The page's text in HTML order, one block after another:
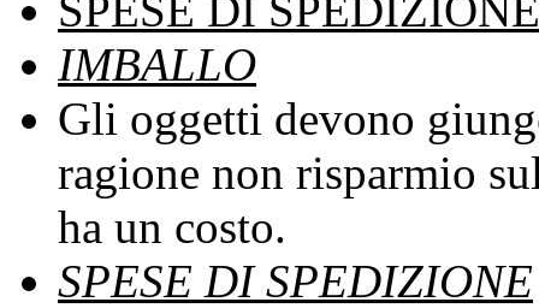
IMBALLO
Gli oggetti devono
ragione non risparmio
ha un costo.
SPESE DI SPEDIZIONE